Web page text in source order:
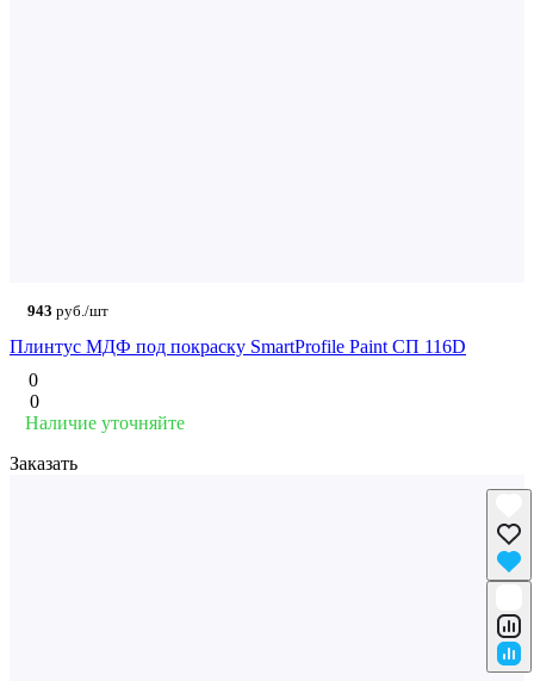
943 руб./шт
Плинтус МДФ под покраску SmartProfile Paint СП 116D
0
0
Наличие уточняйте
Заказать